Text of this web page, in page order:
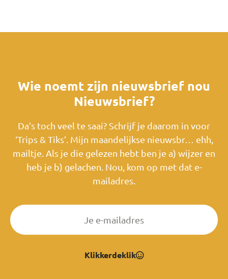
Wie noemt zijn nieuwsbrief nou
Nieuwsbrief?
Da’s toch veel te saai? Schrijf je daarom in voor
‘Trips & Tiks’. Mijn maandelijkse nieuwsbr… ehh,
mailtje. Als je die gelezen hebt ben je a) wijzer en
heb je b) gelachen. Nou, kom op met dat e-
mailadres.
Klikkerdeklik